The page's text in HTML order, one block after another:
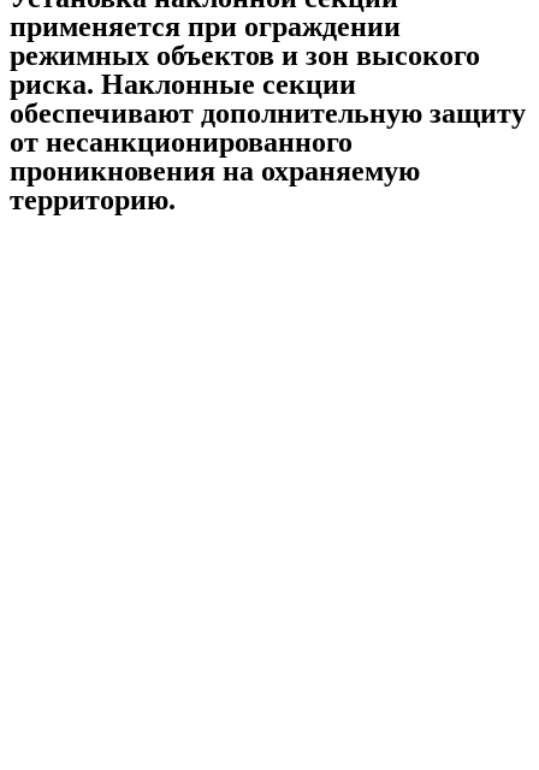
применяется при ограждении
режимных объектов и зон высокого
риска. Наклонные секции
обеспечивают дополнительную защиту
от несанкционированного
проникновения на охраняемую
территорию.